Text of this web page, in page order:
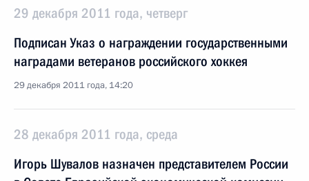
29 декабря 2011 года, четверг
Подписан Указ о награждении государственными
наградами ветеранов российского хоккея
29 декабря 2011 года, 14:20
28 декабря 2011 года, среда
Игорь Шувалов назначен представителем России